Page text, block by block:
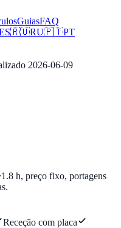
GuiasFAQ
🇷🇺RU🇵🇹PT
2026-06-09
h, preço fixo, portagens
Receção com placa